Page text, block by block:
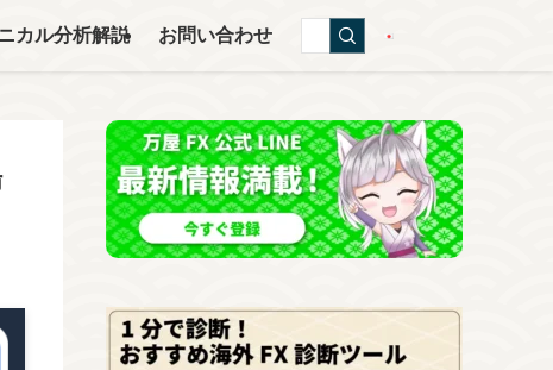
カル分析解説 お問い合わせ